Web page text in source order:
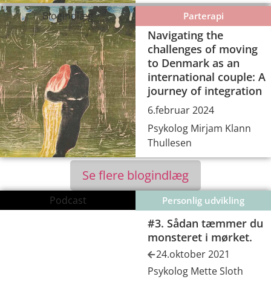
Blogindlæg Parterapi
Navigating the
challenges of moving
to Denmark as an
international couple: A
journey of integration
6.februar 2024
Psykolog Mirjam Klann
Thullesen
Se flere blogindlæg
Podcast Personlig udvikling
#3. Sådan tæmmer du
monsteret i mørket.
24.oktober 2021
Psykolog Mette Sloth